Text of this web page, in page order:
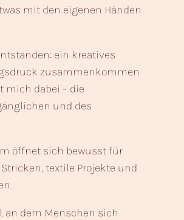
mit den eigenen Händen
ein kreatives
zusammenkommen
mich dabei – die
und des
öffnet sich bewusst für
textile Projekte und
an dem Menschen sich